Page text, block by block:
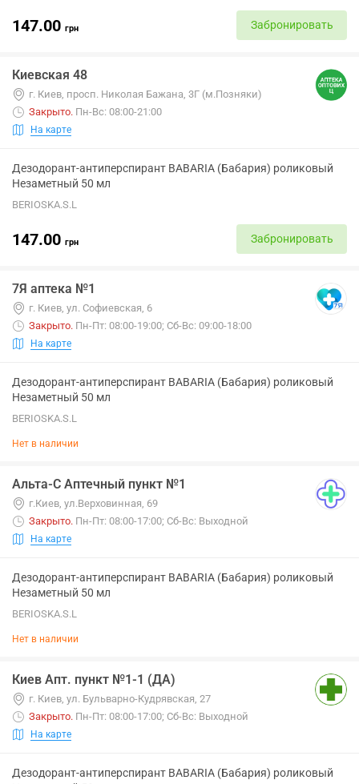
147.00 грн Забронировать
Киевская 48
г. Киев, просп. Николая Бажана, 3Г (м.Позняки)
Закрыто. Пн-Вс: 08:00-21:00
На карте
Дезодорант-антиперспирант BABARIA (Бабария) роликовый
Незаметный 50 мл
BERIOSKA.S.L
147.00 грн Забронировать
7Я аптека №1
г. Киев, ул. Софиевская, 6
Закрыто. Пн-Пт: 08:00-19:00; Сб-Вс: 09:00-18:00
На карте
Дезодорант-антиперспирант BABARIA (Бабария) роликовый
Незаметный 50 мл
BERIOSKA.S.L
Нет в наличии
Альта-С Аптечный пункт №1
г.Киев, ул.Верховинная, 69
Закрыто. Пн-Пт: 08:00-17:00; Сб-Вс: Выходной
На карте
Дезодорант-антиперспирант BABARIA (Бабария) роликовый
Незаметный 50 мл
BERIOSKA.S.L
Нет в наличии
Киев Апт. пункт №1-1 (ДА)
г. Киев, ул. Бульварно-Кудрявская, 27
Закрыто. Пн-Пт: 08:00-17:00; Сб-Вс: Выходной
На карте
Дезодорант-антиперспирант BABARIA (Бабария) роликовый